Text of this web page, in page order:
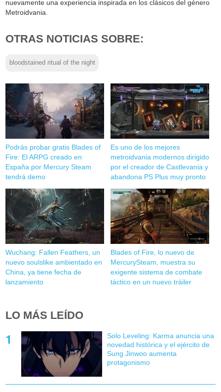
nuevamente una experiencia inspirada en los clásicos del género
Metroidvania.
OTRAS NOTICIAS SOBRE:
bloodstained ritual of the night
Podrás probar gratis Blades of
Fire: El ARPG creado en
España por Mercury Steam
tendrá demo
Es uno de los mejores
metroidvania modernos dirigido
por el creador de Castlevania y
abandona PS Plus muy pronto
Wuchang: Fallen Feathers, un
nuevo soulslike ambientado en
China, ya tiene fecha de
lanzamiento
Blades of Fire, lo nuevo de
MercurySteam, muestra su
exigente sistema de combate
táctico en un nuevo tráiler
LO MÁS LEÍDO
Solo Leveling: Karma anuncia una
novedad histórica y el ejército de
Sung Jinwoo aumenta
protagonismo